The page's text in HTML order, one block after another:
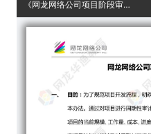
《网龙网